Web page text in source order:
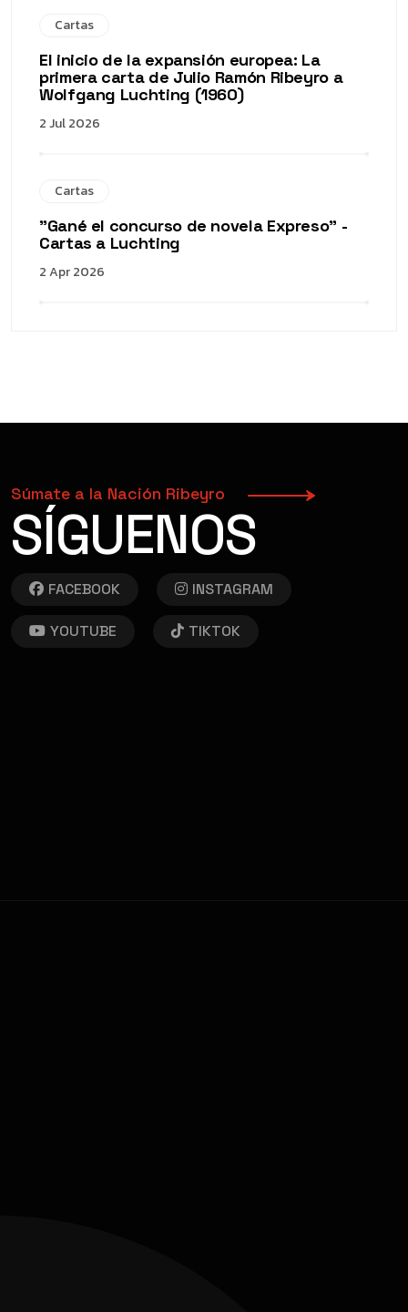
Cartas
El inicio de la expansión europea: La
primera carta de Julio Ramón Ribeyro a
Wolfgang Luchting (1960)
2 Jul 2026
Cartas
"Gané el concurso de novela Expreso" -
Cartas a Luchting
2 Apr 2026
Súmate a la Nación Ribeyro
SÍGUENOS
FACEBOOK INSTAGRAM
YOUTUBE TIKTOK